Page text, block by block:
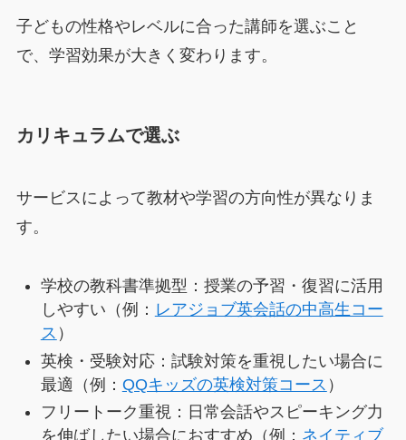
子どもの性格やレベルに合った講師を選ぶこと
で、学習効果が大きく変わります。
カリキュラムで選ぶ
サービスによって教材や学習の方向性が異なりま
す。
学校の教科書準拠型：授業の予習・復習に活用
しやすい（例： レアジョブ英会話の中高生コー
ス ）
英検・受験対応：試験対策を重視したい場合に
最適（例： QQキッズの英検対策コース ）
フリートーク重視：日常会話やスピーキング力
を伸ばしたい場合におすすめ（例： ネイティブ